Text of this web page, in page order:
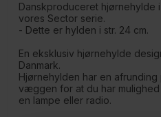
Danskproduceret hjørnehylde
vores Sector serie.
- Dette er hylden i str. 24 cm.
En eksklusiv hjørnehylde
Danmark.
Hjørnehylden har en
væggen for at du har
en lampe eller radio.